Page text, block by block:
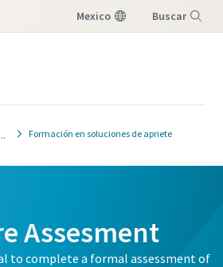
Mexico Buscar
Formación en soluciones de apriete
Assesment
to complete a formal assessment of